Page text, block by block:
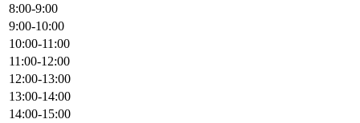
8:00-9:00
9:00-10:00
10:00-11:00
11:00-12:00
12:00-13:00
13:00-14:00
14:00-15:00